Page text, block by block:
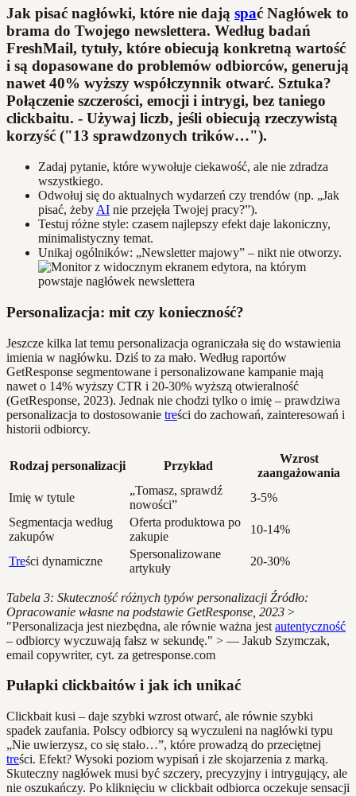
Jak pisać nagłówki, które nie dają spać Nagłówek to
brama do Twojego newslettera. Według badań
FreshMail, tytuły, które obiecują konkretną wartość
i są dopasowane do problemów odbiorców, generują
nawet 40% wyższy współczynnik otwarć. Sztuka?
Połączenie szczerości, emocji i intrygi, bez taniego
clickbaitu. - Używaj liczb, jeśli obiecują rzeczywistą
korzyść ("13 sprawdzonych trików…").
Zadaj pytanie, które wywołuje ciekawość, ale nie zdradza
wszystkiego.
Odwołuj się do aktualnych wydarzeń czy trendów (np. „Jak
pisać, żeby AI nie przejęła Twojej pracy?”).
Testuj różne style: czasem najlepszy efekt daje lakoniczny,
minimalistyczny temat.
Unikaj ogólników: „Newsletter majowy” – nikt nie otworzy.
Personalizacja: mit czy konieczność?
Jeszcze kilka lat temu personalizacja ograniczała się do wstawienia
imienia w nagłówku. Dziś to za mało. Według raportów
GetResponse segmentowane i personalizowane kampanie mają
nawet o 14% wyższy CTR i 20-30% wyższą otwieralność
(GetResponse, 2023). Jednak nie chodzi tylko o imię – prawdziwa
personalizacja to dostosowanie treści do zachowań, zainteresowań i
historii odbiorcy.
Rodzaj personalizacji Przykład
Wzrost
zaangażowania
Imię w tytule
„Tomasz, sprawdź
nowości”
3-5%
Segmentacja według
zakupów
Oferta produktowa po
zakupie
10-14%
Treści dynamiczne
Spersonalizowane
artykuły
20-30%
Tabela 3: Skuteczność różnych typów personalizacji Źródło:
Opracowanie własne na podstawie GetResponse, 2023 >
"Personalizacja jest niezbędna, ale równie ważna jest autentyczność
– odbiorcy wyczuwają fałsz w sekundę." > — Jakub Szymczak,
email copywriter, cyt. za getresponse.com
Pułapki clickbaitów i jak ich unikać
Clickbait kusi – daje szybki wzrost otwarć, ale równie szybki
spadek zaufania. Polscy odbiorcy są wyczuleni na nagłówki typu
„Nie uwierzysz, co się stało…”, które prowadzą do przeciętnej
treści. Efekt? Wysoki poziom wypisań i złe skojarzenia z marką.
Skuteczny nagłówek musi być szczery, precyzyjny i intrygujący, ale
nie oszukańczy. Po kliknięciu w clickbait odbiorca oczekuje sensacji